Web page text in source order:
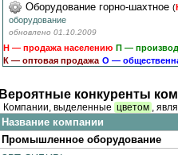
Оборудование горно-шахтное (
оборудование
обновлено 01.10.2009
Н — продажа населению П —
К — оптовая продажа О —
Вероятные конкуренты
Компании, выделенные цветом ,
Название компании
Промышленное оборудование